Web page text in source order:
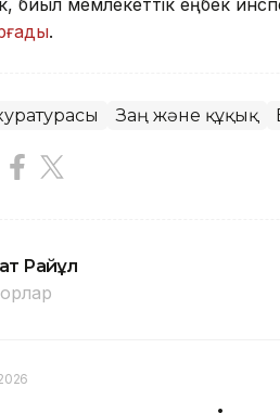
биыл мемлекеттік еңбек
.
Заң және құқық
Райқұл